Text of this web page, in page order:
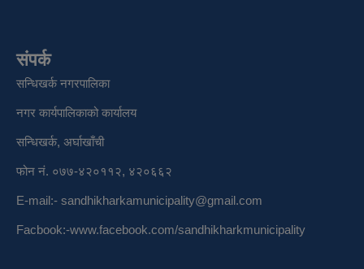
संपर्क
सन्धिखर्क नगरपालिका
नगर कार्यपालिकाको कार्यालय
सन्धिखर्क, अर्घाखाँची
फोन नं. ०७७-४२०११२, ४२०६६२
E-mail:- sandhikharkamunicipality@gmail.com
Facbook:-www.facebook.com/sandhikharkmunicipality